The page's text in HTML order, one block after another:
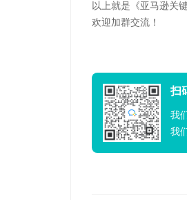
以上就是《亚马逊关
欢迎加群交流！
扫
我
我